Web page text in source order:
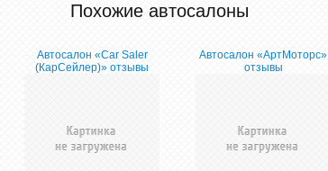
Похожие автосалоны
Автосалон «Car Saler
(КарCейлер)» отзывы
Автосалон «АртМоторс»
отзывы